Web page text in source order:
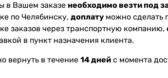
в Вашем заказе необходимо везти под
по Челябинску, доплату можно сделать
заказов через транспортную компанию,
в пункт назначения клиента.
вернуть в течение 14 дней с момента